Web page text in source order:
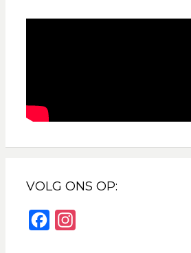
VOLG ONS OP: